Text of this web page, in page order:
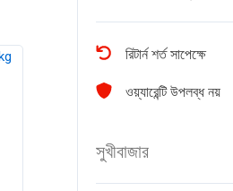
রিটার্ন শর্ত সাপেক্ষে
ওয়্যারেন্টি উপলব্ধ নয়
সুখীবাজার